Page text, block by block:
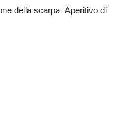
della scarpa Aperitivo di